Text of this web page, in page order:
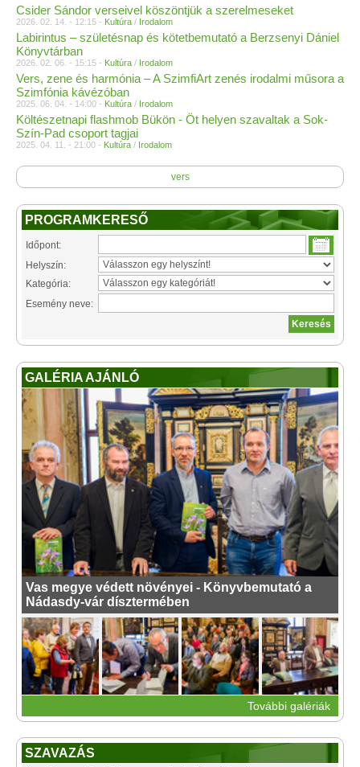
Csider Sándor verseivel köszöntjük a szerelmeseket
2026. 02. 14. - 12:15 - Kultúra / Irodalom
Labirintus – születésnap és kötetbemutató a Berzsenyi Dániel
Könyvtárban
2026. 02. 06. - 15:15 - Kultúra / Irodalom
Vers, zene és harmónia – A SzimfiArt zenés irodalmi műsora a
Szimfónia kávézóban
2025. 06. 04. - 14:00 - Kultúra / Irodalom
Költészetnapi flashmob Bükön - Öt helyen szavaltak a Sok-
Szín-Pad csoport tagjai
2025. 04. 11. - 21:00 - Kultúra / Irodalom
vers
PROGRAMKERESŐ
Időpont:
Helyszín:
Kategória:
Esemény neve:
GALÉRIA AJÁNLÓ
Vas megye védett növényei - Könyvbemutató a
Nádasdy-vár dísztermében
További galériák
SZAVAZÁS